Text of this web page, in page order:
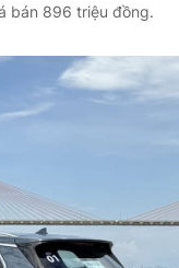
bán 896 triệu đồng.